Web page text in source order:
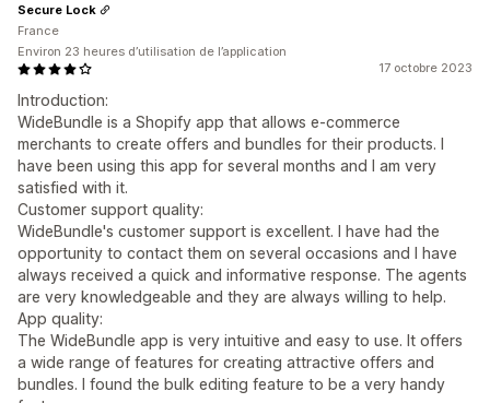
17 octobre 2023
Introduction:
WideBundle is a Shopify app that allows e-commerce
merchants to create offers and bundles for their products. I
have been using this app for several months and I am very
satisfied with it.
Customer support quality:
WideBundle's customer support is excellent. I have had the
opportunity to contact them on several occasions and I have
always received a quick and informative response. The agents
are very knowledgeable and they are always willing to help.
App quality:
The WideBundle app is very intuitive and easy to use. It offers
a wide range of features for creating attractive offers and
bundles. I found the bulk editing feature to be a very handy
Secure Lock
France
Environ 23 heures d’utilisation de l’application